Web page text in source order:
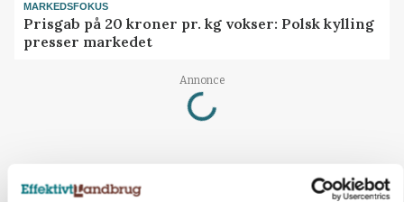
MARKEDSFOKUS
Prisgab på 20 kroner pr. kg vokser: Polsk kylling
presser markedet
Annonce
Loading...